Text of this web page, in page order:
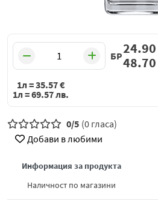
БР24.90
48.70
1л =35.57€
1л =69.57лв.
0/5 (0 гласа)
Добави в любими
Информация за продукта
Наличност по магазини